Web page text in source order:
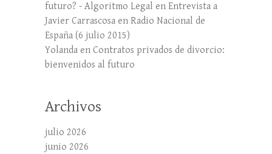
futuro? - Algoritmo Legal en Entrevista a
Javier Carrascosa en Radio Nacional de
España (6 julio 2015)
Yolanda en Contratos privados de divorcio:
bienvenidos al futuro
Archivos
julio 2026
junio 2026